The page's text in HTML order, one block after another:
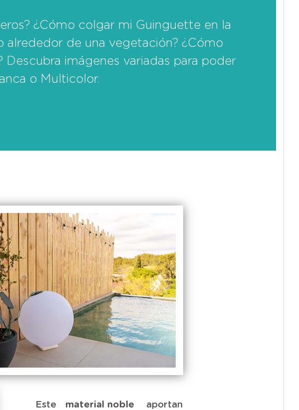
¿Cómo colgar mi Guinguette en la
de una vegetación? ¿Cómo
imágenes variadas para poder
o Multicolor.
Este material noble
aportan